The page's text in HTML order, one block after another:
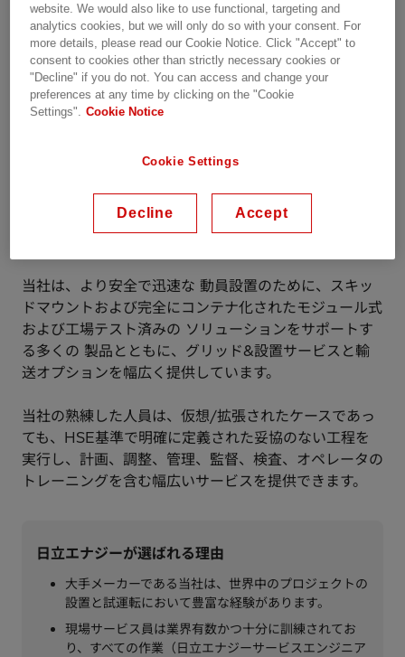
主要な技術専門家として、当社は、重要な 投資が正し
く管理され、効率的に設置され、円滑かつ 効果的な開
始を確実に行うために、電気グリッドの設置と試運
転 の主要パートナーとして多くのお客様から信頼され
ています。
日立エナジーの中核にあるのは、電力設備およびシステ
たがるグローバルサービスネットワークと100か国以上
の国々へのサービス提供により、世界中の設備の設置と
当社は、より安全で迅速な 動員設置のために、スキッ
ドマウントおよび完全にコンテナ化されたモジュール式
および工場テスト済みの ソリューションをサポートす
る多くの 製品とともに、グリッド&設置サービスと輸
送オプションを幅広く提供しています。
当社の熟練した人員は、仮想/拡張されたケースであっ
ても、HSE基準で明確に定義された妥協のない工程を
実行し、計画、調整、管理、監督、検査、オペレータの
トレーニングを含む幅広いサービスを提供できます。
日立エナジーが選ばれる理由
大手メーカーである当社は、世界中のプロジェクトの
設置と試運転において豊富な経験があります。
現場サービス員は業界有数かつ十分に訓練されてお
り、すべての作業（日立エナジーサービスエンジニア
website. We would also like to use functional, targeting and
analytics cookies, but we will only do so with your consent. For
more details, please read our Cookie Notice. Click "Accept" to
consent to cookies other than strictly necessary cookies or
"Decline" if you do not. You can access and change your
preferences at any time by clicking on the "Cookie
Settings".
Cookie Notice
Cookie Settings
Decline Accept